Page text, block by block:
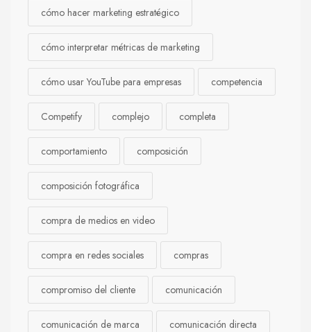
cómo hacer marketing estratégico
cómo interpretar métricas de marketing
cómo usar YouTube para empresas competencia
Competify complejo completa
comportamiento composición
composición fotográfica
compra de medios en video
compra en redes sociales compras
compromiso del cliente comunicación
comunicación de marca comunicación directa